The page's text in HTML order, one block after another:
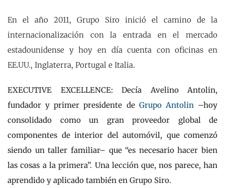
En el año 2011, Grupo Siro inició el camino de la
internacionalización con la entrada en el mercado
estadounidense y hoy en día cuenta con oficinas en
EE.UU., Inglaterra, Portugal e Italia.
EXECUTIVE EXCELLENCE: Decía Avelino Antolin,
fundador y primer presidente deGrupo Antolin –hoy
consolidado como un gran proveedor global de
componentes de interior del automóvil, que comenzó
siendo un taller familiar– que “es necesario hacer bien
las cosas a la primera”. Una lección que, nos parece, han
aprendido y aplicado también en Grupo Siro.